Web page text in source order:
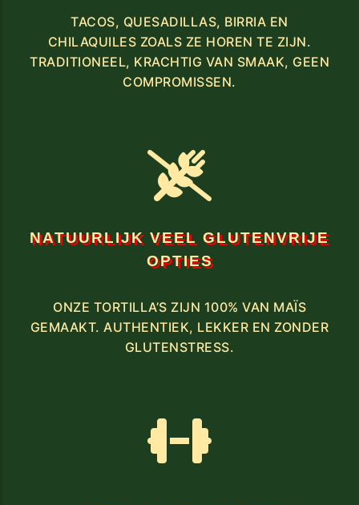
TACOS, QUESADILLAS, BIRRIA EN
CHILAQUILES ZOALS ZE HOREN TE ZIJN.
TRADITIONEEL, KRACHTIG VAN SMAAK, GEEN
COMPROMISSEN.
NATUURLIJK VEEL GLUTENVRIJE
OPTIES
ONZE TORTILLA’S ZIJN 100% VAN MAÏS
GEMAAKT. AUTHENTIEK, LEKKER EN ZONDER
GLUTENSTRESS.